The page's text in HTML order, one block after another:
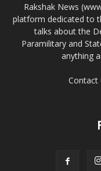
Rakshak News
platform dedicated to
talks about the
Paramilitary and
anything
Contact